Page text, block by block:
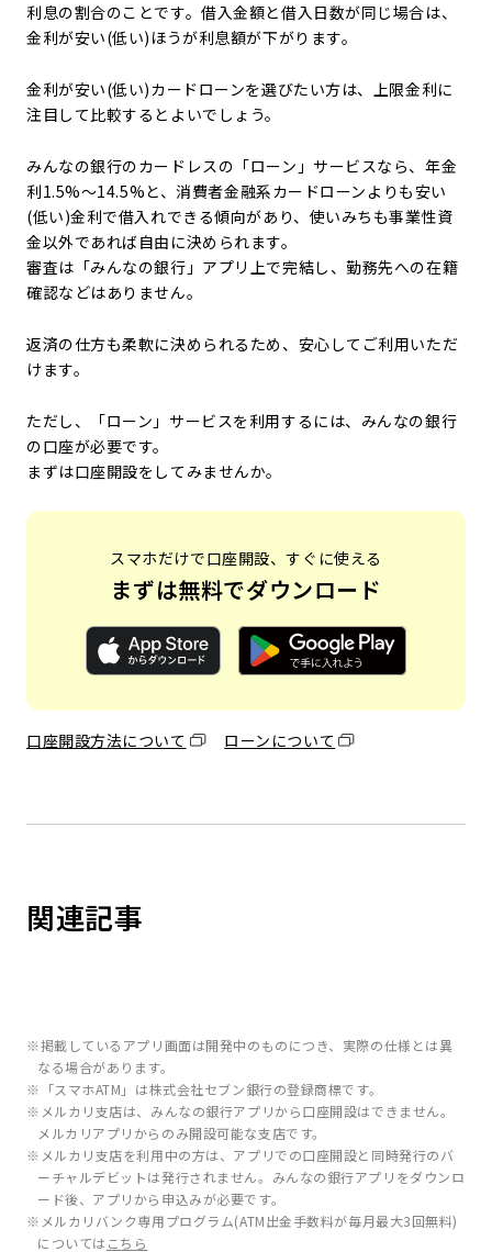
利息の割合のことです。借入金額と借入日数が同じ場合は、
金利が安い(低い)ほうが利息額が下がります。
金利が安い(低い)カードローンを選びたい方は、上限金利に
注目して比較するとよいでしょう。
みんなの銀行のカードレスの「ローン」サービスなら、年金
利1.5%～14.5%と、消費者金融系カードローンよりも安い
(低い)金利で借入れできる傾向があり、使いみちも事業性資
金以外であれば自由に決められます。
審査は「みんなの銀行」アプリ上で完結し、勤務先への在籍
確認などはありません。
返済の仕方も柔軟に決められるため、安心してご利用いただ
けます。
ただし、「ローン」サービスを利用するには、みんなの銀行
の口座が必要です。
まずは口座開設をしてみませんか。
スマホだけで口座開設、すぐに使える
まずは無料でダウンロード
口座開設方法について ローンについて
関連記事
※掲載しているアプリ画面は開発中のものにつき、実際の仕様とは異
なる場合があります。
※「スマホATM」は株式会社セブン銀行の登録商標です。
※メルカリ支店は、みんなの銀行アプリから口座開設はできません。
メルカリアプリからのみ開設可能な支店です。
※メルカリ支店を利用中の方は、アプリでの口座開設と同時発行のバ
ーチャルデビットは発行されません。みんなの銀行アプリをダウンロ
ード後、アプリから申込みが必要です。
※メルカリバンク専用プログラム(ATM出金手数料が毎月最大3回無料)
については こちら